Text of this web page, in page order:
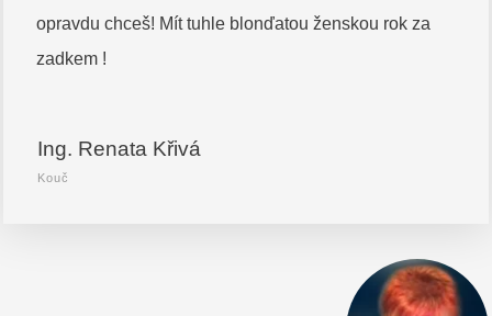
opravdu chceš! Mít tuhle blonďatou ženskou rok za
zadkem !
Ing. Renata Křivá
Kouč